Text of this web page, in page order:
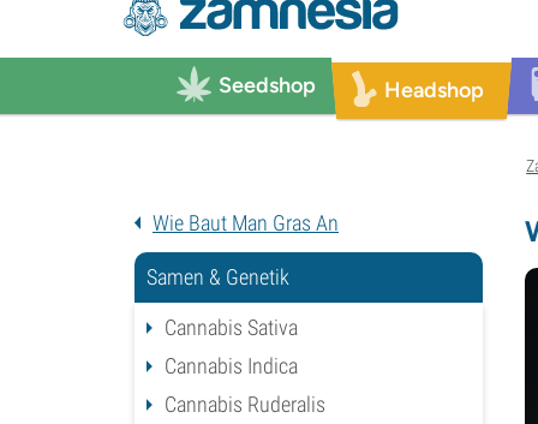
Seedshop Headshop
Wie Baut Man Gras An
Samen & Genetik
Cannabis Sativa
Cannabis Indica
Cannabis Ruderalis